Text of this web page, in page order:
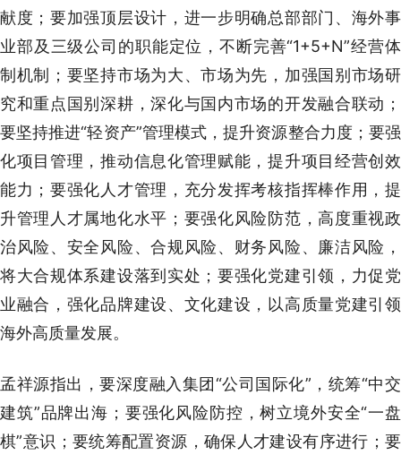
献度；要加强顶层设计，进一步明确总部部门、海外事
业部及三级公司的职能定位，不断完善“1+5+N”经营体
制机制；要坚持市场为大、市场为先，加强国别市场研
究和重点国别深耕，深化与国内市场的开发融合联动；
要坚持推进“轻资产”管理模式，提升资源整合力度；要强
化项目管理，推动信息化管理赋能，提升项目经营创效
能力；要强化人才管理，充分发挥考核指挥棒作用，提
升管理人才属地化水平；要强化风险防范，高度重视政
治风险、安全风险、合规风险、财务风险、廉洁风险，
将大合规体系建设落到实处；要强化党建引领，力促党
业融合，强化品牌建设、文化建设，以高质量党建引领
海外高质量发展。
孟祥源指出，要深度融入集团“公司国际化”，统筹“中交
建筑”品牌出海；要强化风险防控，树立境外安全“一盘
棋”意识；要统筹配置资源，确保人才建设有序进行；要